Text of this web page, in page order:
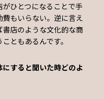
ひとつになることで手
もいらない。逆に言え
店のような文化的な商
ともあるんです。
すると聞いた時どのよ